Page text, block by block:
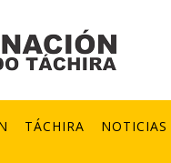
TÁCHIRA NOTICIAS